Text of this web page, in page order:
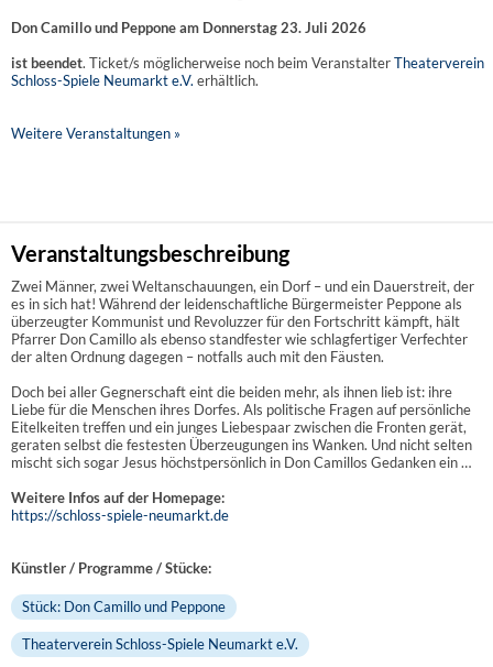
Don Camillo und Peppone am Donnerstag 23. Juli 2026
ist beendet. Ticket/s möglicherweise noch beim VeranstalterTheaterverein
Schloss-Spiele Neumarkt e.V. erhältlich.
Weitere Veranstaltungen »
Veranstaltungsbeschreibung
Zwei Männer, zwei Weltanschauungen, ein Dorf – und ein Dauerstreit, der
es in sich hat! Während der leidenschaftliche Bürgermeister Peppone als
überzeugter Kommunist und Revoluzzer für den Fortschritt kämpft, hält
Pfarrer Don Camillo als ebenso standfester wie schlagfertiger Verfechter
der alten Ordnung dagegen – notfalls auch mit den Fäusten.
Doch bei aller Gegnerschaft eint die beiden mehr, als ihnen lieb ist: ihre
Liebe für die Menschen ihres Dorfes. Als politische Fragen auf persönliche
Eitelkeiten treffen und ein junges Liebespaar zwischen die Fronten gerät,
geraten selbst die festesten Überzeugungen ins Wanken. Und nicht selten
mischt sich sogar Jesus höchstpersönlich in Don Camillos Gedanken ein …
Weitere Infos auf der Homepage:
https://schloss-spiele-neumarkt.de
Künstler / Programme / Stücke:
Stück: Don Camillo und Peppone
Theaterverein Schloss-Spiele Neumarkt e.V.